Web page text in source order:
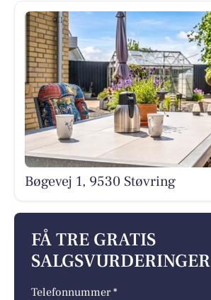
Bøgevej 1, 9530 Støvring
FÅ TRE GRATIS
SALGSVURDERINGER
Telefonnummer *